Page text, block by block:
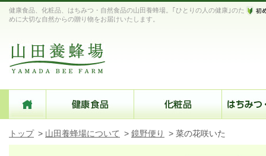
健康食品、化粧品、はちみつ・自然食品の山田養蜂場。｢ひとりの人の健康｣のた
めに大切な自然からの贈り物をお届けいたします。
トップ > 山田養蜂場について > 鏡野便り > 菜の花咲いた